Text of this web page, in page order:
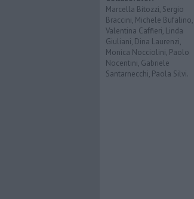
Marcella Bitozzi, Sergio
Braccini, Michele Bufalino,
Valentina Caffieri, Linda
Giuliani, Dina Laurenzi,
Monica Nocciolini, Paolo
Nocentini, Gabriele
Santarnecchi, Paola Silvi.